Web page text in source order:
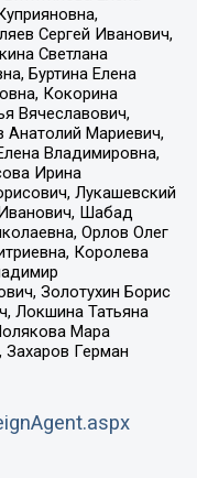
Сергей Иванович,
Светлана
Буртина Елена
Кокорина
Вячеславович,
Анатолий Мариевич,
Владимировна,
Ирина
Лукашевский
Шабад
Орлов Олег
Королева
Золотухин Борис
Локшина Татьяна
Мара
Герман